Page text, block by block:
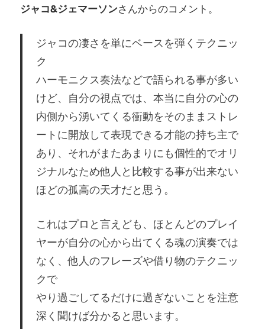
ジャコ&ジェマーソンさんからのコメント。
ジャコの凄さを単にベースを弾くテクニッ
ク
ハーモニクス奏法などで語られる事が多い
けど、自分の視点では、本当に自分の心の
内側から湧いてくる衝動をそのままストレ
ートに開放して表現できる才能の持ち主で
あり、それがまたあまりにも個性的でオリ
ジナルなため他人と比較する事が出来ない
ほどの孤高の天才だと思う。
これはプロと言えども、ほとんどのプレイ
ヤーが自分の心から出てくる魂の演奏では
なく、他人のフレーズや借り物のテクニッ
クで
やり過ごしてるだけに過ぎないことを注意
深く聞けば分かると思います。